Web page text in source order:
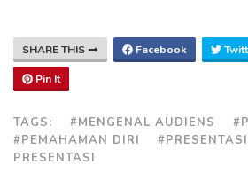
SHARE THIS Facebook
Pin It
TAGS: #MENGENAL AUDIENS
#PEMAHAMAN DIRI
PRESENTASI